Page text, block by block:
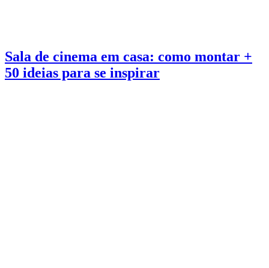
Sala de cinema em casa: como montar +
50 ideias para se inspirar